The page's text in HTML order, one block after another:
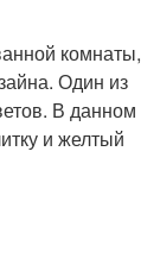
комнаты,
Один из
В данном
и желтый